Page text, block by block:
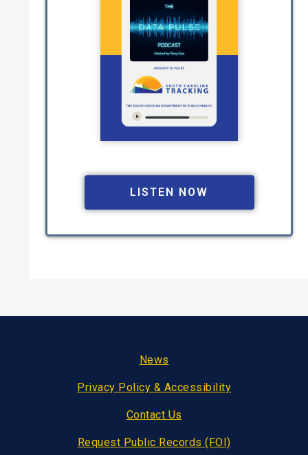
LISTEN NOW
News
Privacy Policy & Accessibility
Contact Us
Request Public Records (FOI)